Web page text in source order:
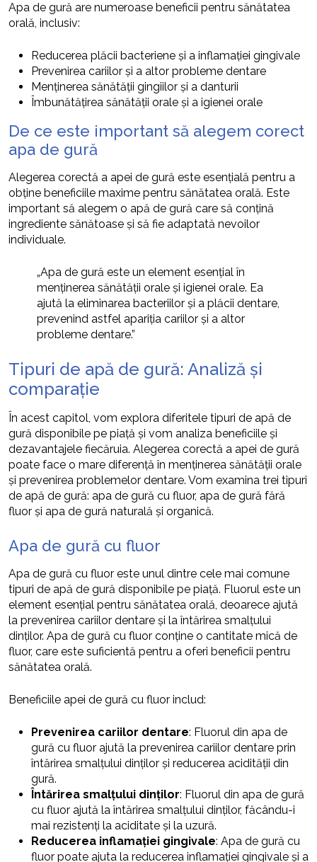
Apa de gură are numeroase beneficii pentru sănătatea
orală, inclusiv:
Reducerea plăcii bacteriene și a inflamației gingivale
Prevenirea cariilor și a altor probleme dentare
Menținerea sănătății gingiilor și a danturii
Îmbunătățirea sănătății orale și a igienei orale
De ce este important să alegem corect
apa de gură
Alegerea corectă a apei de gură este esențială pentru a
obține beneficiile maxime pentru sănătatea orală. Este
important să alegem o apă de gură care să conțină
ingrediente sănătoase și să fie adaptată nevoilor
individuale.
„Apa de gură este un element esențial în
menținerea sănătății orale și igienei orale. Ea
ajută la eliminarea bacteriilor și a plăcii dentare,
prevenind astfel apariția cariilor și a altor
probleme dentare.”
Tipuri de apă de gură: Analiză și
comparație
În acest capitol, vom explora diferitele tipuri de apă de
gură disponibile pe piață și vom analiza beneficiile și
dezavantajele fiecăruia. Alegerea corectă a apei de gură
poate face o mare diferență în menținerea sănătății orale
și prevenirea problemelor dentare. Vom examina trei tipuri
de apă de gură: apa de gură cu fluor, apa de gură fără
fluor și apa de gură naturală și organică.
Apa de gură cu fluor
Apa de gură cu fluor este unul dintre cele mai comune
tipuri de apă de gură disponibile pe piață. Fluorul este un
element esențial pentru sănătatea orală, deoarece ajută
la prevenirea cariilor dentare și la întărirea smalțului
dinților. Apa de gură cu fluor conține o cantitate mică de
fluor, care este suficientă pentru a oferi beneficii pentru
sănătatea orală.
Beneficiile apei de gură cu fluor includ:
Prevenirea cariilor dentare: Fluorul din apa de
gură cu fluor ajută la prevenirea cariilor dentare prin
întărirea smalțului dinților și reducerea acidității din
gură.
Întărirea smalțului dinților: Fluorul din apa de gură
cu fluor ajută la întărirea smalțului dinților, făcându-i
mai rezistenți la aciditate și la uzură.
Reducerea inflamației gingivale: Apa de gură cu
fluor poate ajuta la reducerea inflamației gingivale și a